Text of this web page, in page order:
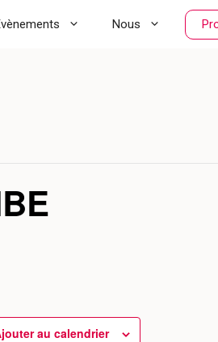
Nous
au calendrier